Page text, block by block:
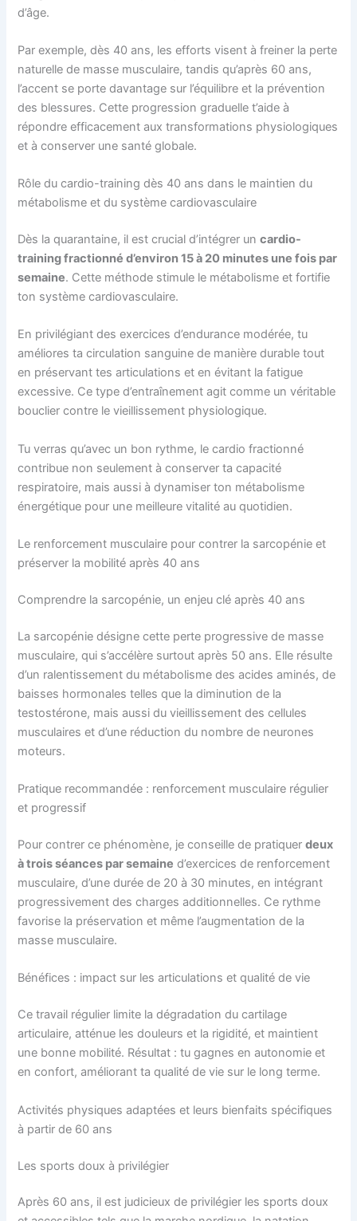
d’âge.
Par exemple, dès 40 ans, les efforts visent à freiner la perte
naturelle de masse musculaire, tandis qu’après 60 ans,
l’accent se porte davantage sur l’équilibre et la prévention
des blessures. Cette progression graduelle t’aide à
répondre efficacement aux transformations physiologiques
et à conserver une santé globale.
Rôle du cardio-training dès 40 ans dans le maintien du
métabolisme et du système cardiovasculaire
Dès la quarantaine, il est crucial d’intégrer uncardio-
training fractionné d’environ 15 à 20 minutes une fois par
semaine. Cette méthode stimule le métabolisme et fortifie
ton système cardiovasculaire.
En privilégiant des exercices d’endurance modérée, tu
améliores ta circulation sanguine de manière durable tout
en préservant tes articulations et en évitant la fatigue
excessive. Ce type d’entraînement agit comme un véritable
bouclier contre le vieillissement physiologique.
Tu verras qu’avec un bon rythme, le cardio fractionné
contribue non seulement à conserver ta capacité
respiratoire, mais aussi à dynamiser ton métabolisme
énergétique pour une meilleure vitalité au quotidien.
Le renforcement musculaire pour contrer la sarcopénie et
préserver la mobilité après 40 ans
Comprendre la sarcopénie, un enjeu clé après 40 ans
La sarcopénie désigne cette perte progressive de masse
musculaire, qui s’accélère surtout après 50 ans. Elle résulte
d’un ralentissement du métabolisme des acides aminés, de
baisses hormonales telles que la diminution de la
testostérone, mais aussi du vieillissement des cellules
musculaires et d’une réduction du nombre de neurones
moteurs.
Pratique recommandée : renforcement musculaire régulier
et progressif
Pour contrer ce phénomène, je conseille de pratiquerdeux
à trois séances par semaine d’exercices de renforcement
musculaire, d’une durée de 20 à 30 minutes, en intégrant
progressivement des charges additionnelles. Ce rythme
favorise la préservation et même l’augmentation de la
masse musculaire.
Bénéfices : impact sur les articulations et qualité de vie
Ce travail régulier limite la dégradation du cartilage
articulaire, atténue les douleurs et la rigidité, et maintient
une bonne mobilité. Résultat : tu gagnes en autonomie et
en confort, améliorant ta qualité de vie sur le long terme.
Activités physiques adaptées et leurs bienfaits spécifiques
à partir de 60 ans
Les sports doux à privilégier
Après 60 ans, il est judicieux de privilégier les sports doux